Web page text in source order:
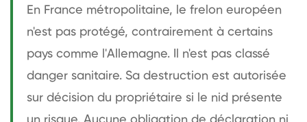
En France métropolitaine, le frelon européen
n'est pas protégé, contrairement à certains
pays comme l'Allemagne. Il n'est pas classé
danger sanitaire. Sa destruction est autorisée
sur décision du propriétaire si le nid présente